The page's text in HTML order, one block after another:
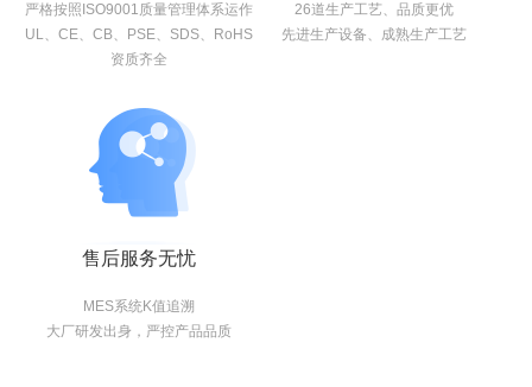
严格按照ISO9001质量管理体系运作
UL、CE、CB、PSE、SDS、RoHS
资质齐全
26道生产工艺、品质更优
先进生产设备、成熟生产工艺
售后服务无忧
MES系统K值追溯
大厂研发出身，严控产品品质